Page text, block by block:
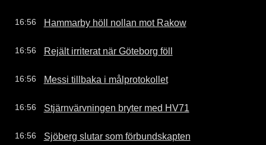
16:56 Hammarby höll nollan mot Rakow
16:56 Rejält irriterat när Göteborg föll
16:56 Messi tillbaka i målprotokollet
16:56 Stjärnvärvningen bryter med HV71
16:56 Sjöberg slutar som förbundskapten